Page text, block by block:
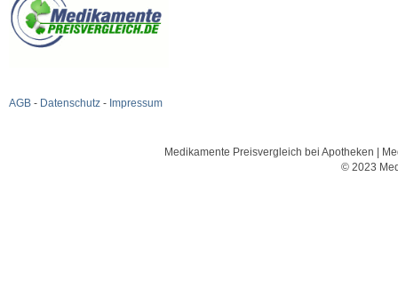
AGB - Datenschutz - Impressum
Medikamente Preisvergleich bei Apotheken |
© 2023